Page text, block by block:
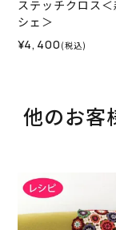
ステッチクロス
シェ＞
¥4,400 (税込)
他のお客